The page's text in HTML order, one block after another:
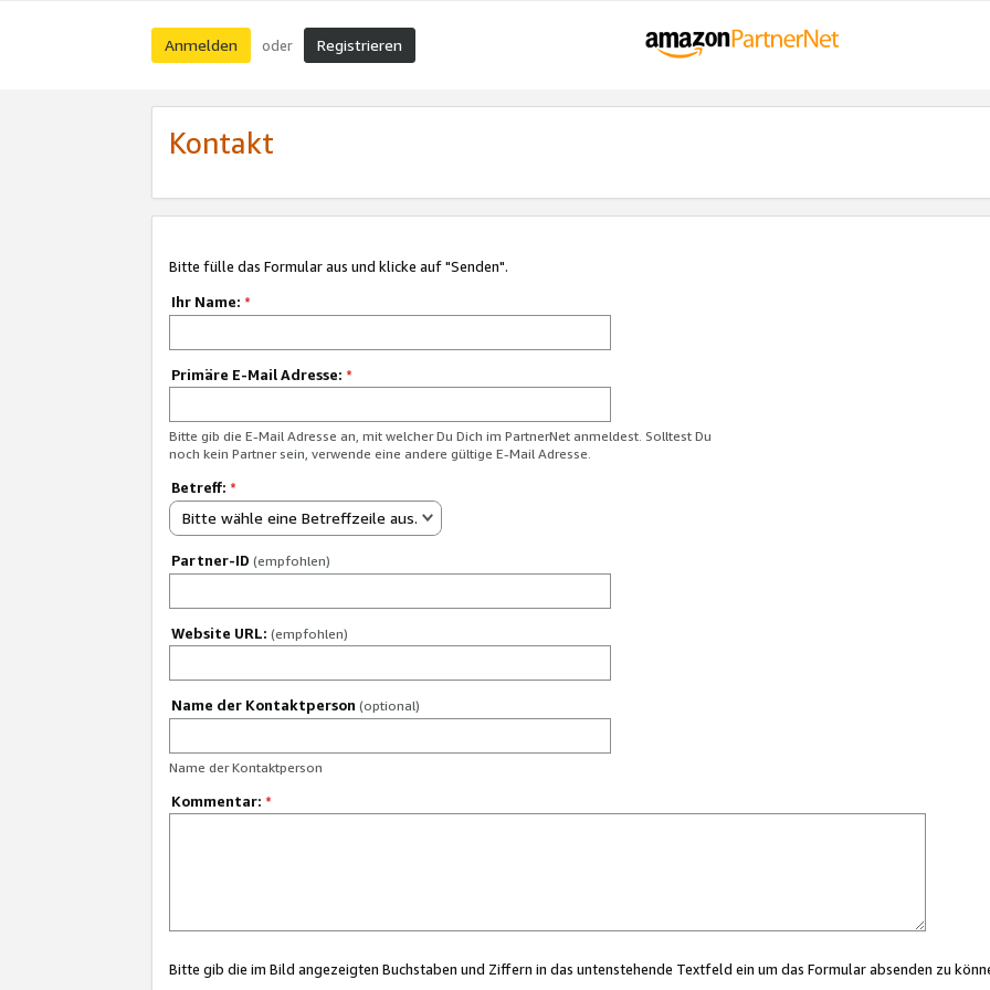
Anmelden oder Registrieren
Kontakt
Bitte fülle das Formular aus und klicke auf "Senden".
Ihr Name: *
Primäre E-Mail Adresse: *
Bitte gib die E-Mail Adresse an, mit welcher Du Dich im PartnerNet anmeldest. Solltest Du
noch kein Partner sein, verwende eine andere gültige E-Mail Adresse.
Betreff: *
Bitte wähle eine Betreffzeile aus.
Partner-ID (empfohlen)
Website URL: (empfohlen)
Name der Kontaktperson (optional)
Name der Kontaktperson
Kommentar: *
Bitte gib die im Bild angezeigten Buchstaben und Ziffern in das untenstehende Textfeld ein um das Formular absenden zu